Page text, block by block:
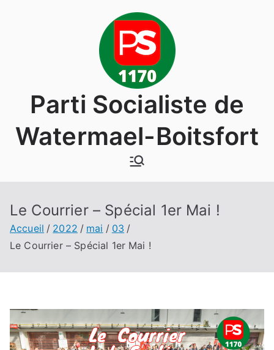
Parti Socialiste de
Watermael-Boitsfort
Le Courrier – Spécial 1er Mai !
Accueil 2022 mai
03
Le Courrier – Spécial 1er Mai !